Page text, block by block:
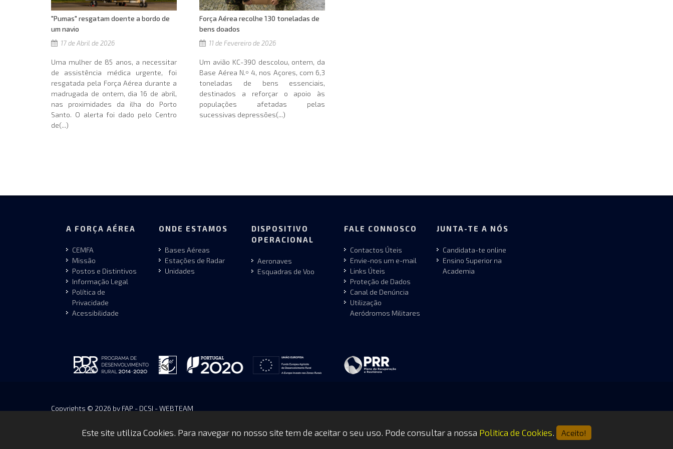
"Pumas" resgatam doente a bordo de
um navio
17 de Abril de 2026
Uma mulher de 85 anos, a necessitar
de assistência médica urgente, foi
resgatada pela Força Aérea durante a
madrugada de ontem, dia 16 de abril,
nas proximidades da ilha do Porto
Santo. O alerta foi dado pelo Centro
de(...)
Força Aérea recolhe 130 toneladas de
bens doados
11 de Fevereiro de 2026
Um avião KC-390 descolou, ontem, da
Base Aérea N.º 4, nos Açores, com 6,3
toneladas de bens essenciais,
destinados a reforçar o apoio às
populações afetadas pelas
sucessivas depressões(...)
A FORÇA AÉREA
CEMFA
Missão
Postos e Distintivos
Informação Legal
Política de
Privacidade
Acessibilidade
ONDE ESTAMOS
Bases Aéreas
Estações de Radar
Unidades
DISPOSITIVO
OPERACIONAL
Aeronaves
Esquadras de Voo
FALE CONNOSCO
Contactos Úteis
Envie-nos um e-mail
Links Úteis
Proteção de Dados
Canal de Denúncia
Utilização
Aeródromos Militares
JUNTA-TE A NÓS
Candidata-te online
Ensino Superior na
Academia
Copyrights © 2026 by FAP - DCSI - WEBTEAM
Este site utiliza Cookies. Para navegar no nosso site tem de aceitar o seu uso. Pode consultar a nossa Politica de Cookies. Aceito!